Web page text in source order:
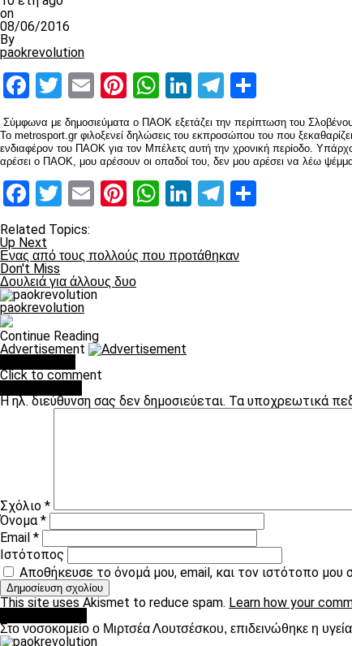
on
08/06/2016
By
paokrevolution
Facebook
Twitter
EmailPinterest
WhatsApp
LinkedIn
Telegram
Σύμφωνα με δημοσιεύματα ο ΠΑΟΚ εξετάζει την περίπτωση του
Το metrosport.gr φιλοξενεί δηλώσεις του εκπροσώπου του που
ενδιαφέρον του ΠΑΟΚ για τον Μπέλετς αυτή την χρονική περίοδο.
αρέσει ο ΠΑΟΚ, μου αρέσουν οι οπαδοί του, δεν μου αρέσει να λέω
Facebook
Twitter
EmailPinterest
WhatsApp
LinkedIn
Telegram
Related Topics:
Up Next
Ενας από τους πολλούς που προτάθηκαν
Don't Miss
Δουλειά για άλλους δυο
paokrevolution
Continue Reading
Advertisement
Click to comment
Η ηλ. διεύθυνση σας δεν δημοσιεύεται. Τα υποχρεωτικά
Σχόλιο *
Όνομα*
Email *
Ιστότοπος
Αποθήκευσε το όνομά μου, email, και τον ιστότοπο
This site uses Akismet to reduce spam. Learn how your
Στο νοσοκομείο ο Μιρτσέα Λουτσέσκου, επιδεινώθηκε η